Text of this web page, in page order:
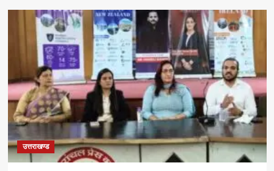
उत्तराखण्ड